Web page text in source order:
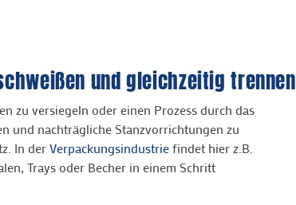
und gleichzeitig trennen
zu versiegeln oder einen Prozess durch das
und nachträgliche Stanzvorrichtungen zu
In derVerpackungsindustriefindet hier z.B.
Trays oder Becher in einem Schritt